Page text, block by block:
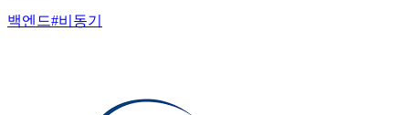
백엔드#비동기